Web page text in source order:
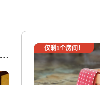
仅剩1个房间！